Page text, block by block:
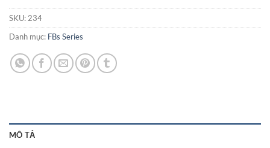
SKU: 234
Danh mục: FBs Series
MÔ TẢ